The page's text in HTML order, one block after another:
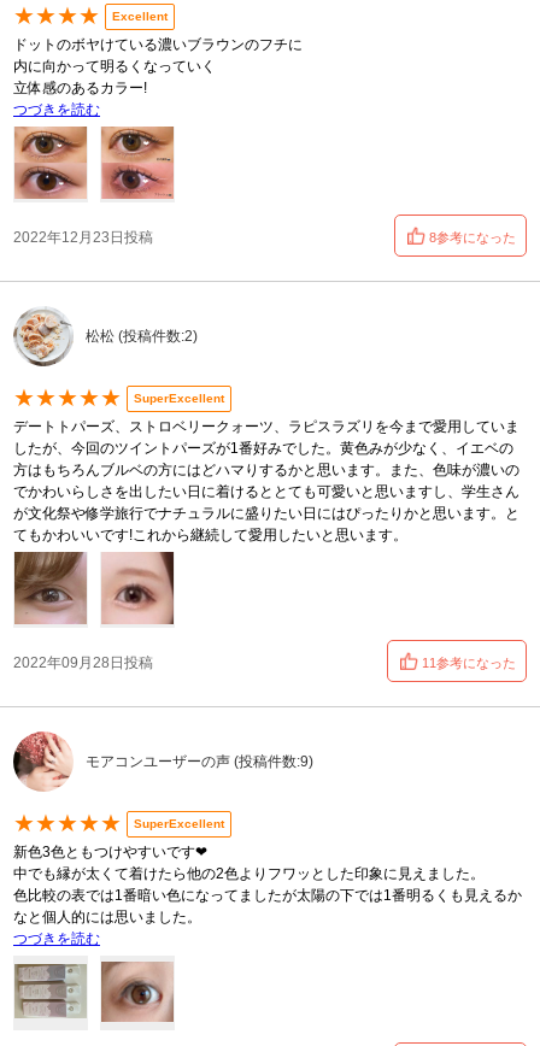
★★★★ Excellent
ドットのボヤけている濃いブラウンのフチに
内に向かって明るくなっていく
立体感のあるカラー!
つづきを読む
2022年12月23日投稿 8参考になった
松松 (投稿件数:2)
★★★★★ SuperExcellent
デートトパーズ、ストロベリークォーツ、ラピスラズリを今まで愛用していま
したが、今回のツイントパーズが1番好みでした。黄色みが少なく、イエベの
方はもちろんブルベの方にはどハマりするかと思います。また、色味が濃いの
でかわいらしさを出したい日に着けるととても可愛いと思いますし、学生さん
が文化祭や修学旅行でナチュラルに盛りたい日にはぴったりかと思います。と
てもかわいいです!これから継続して愛用したいと思います。
2022年09月28日投稿 11参考になった
モアコンユーザーの声 (投稿件数:9)
★★★★★ SuperExcellent
新色3色ともつけやすいです❤︎
中でも縁が太くて着けたら他の2色よりフワッとした印象に見えました。
色比較の表では1番暗い色になってましたが太陽の下では1番明るくも見えるか
なと個人的には思いました。
つづきを読む